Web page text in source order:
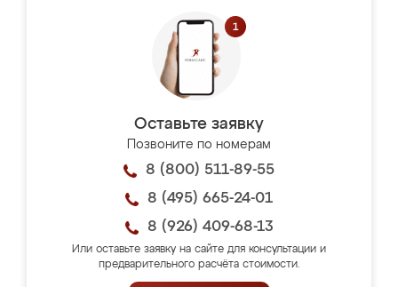
Оставьте заявку
Позвоните по номерам
8 (800) 511-89-55
8 (495) 665-24-01
8 (926) 409-68-13
Или оставьте заявку на сайте для консультации и
предварительного расчёта стоимости.